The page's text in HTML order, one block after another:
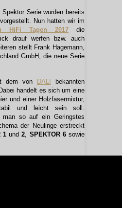
Spektor Serie wurden bereits
Nun hatten wir im
HiFi Tagen 2017die
drauf werfen bzw. auch
stellt Frank Hagemann,
GmbH, die neue Serie
dem von DALI
bekannten
handelt es sich um eine
und einer Holzfasermixtur,
und leicht sein soll.
man so auf ein Geringstes
der Neulinge erstreckt
1und2, SPEKTOR 6sowie